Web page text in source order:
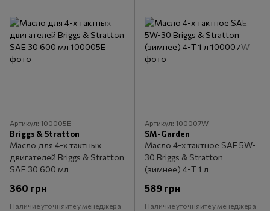
Артикул: 100005E
Briggs & Stratton
Масло для 4-х тактных
двигателей Briggs & Stratton
SAE 30 600 мл
360 грн
Наличие уточняйте у менеджера
Артикул: 100007W
SM-Garden
Масло 4-х тактное SAE 5W-
30 Briggs & Stratton
(зимнее) 4-Т 1 л
589 грн
Наличие уточняйте у менеджера